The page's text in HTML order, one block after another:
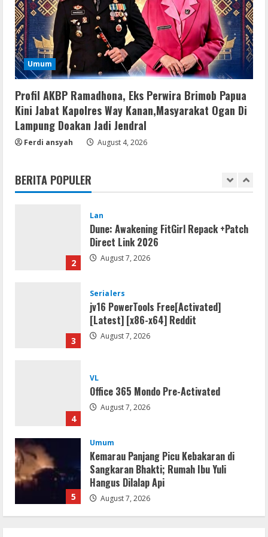
Umum
Profil AKBP Ramadhona, Eks Perwira Brimob Papua
Kini Jabat Kapolres Way Kanan,Masyarakat Ogan Di
Lampung Doakan Jadi Jendral
Ferdi ansyah August 4, 2026
BERITA POPULER
4
August 7, 2026
5
Umum
Kemarau Panjang Picu Kebakaran di
Sangkaran Bhakti; Rumah Ibu Yuli
Hangus Dilalap Api
August 7, 2026
1
2
Lan
Dune: Awakening FitGirl Repack +Patch
Direct Link 2026
August 7, 2026
3
Serialers
jv16 PowerTools Free[Activated]
[Latest] [x86-x64] Reddit
August 7, 2026
4
VL
Office 365 Mondo Pre-Activated
August 7, 2026
5
Umum
Kemarau Panjang Picu Kebakaran di
Sangkaran Bhakti; Rumah Ibu Yuli
Hangus Dilalap Api
August 7, 2026